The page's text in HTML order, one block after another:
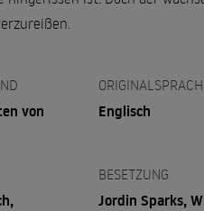
von
Englisch
BESETZUNG
Jordin Sparks,